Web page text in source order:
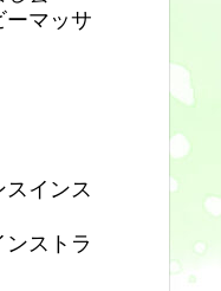
ーマッサ
スインス
ストラ